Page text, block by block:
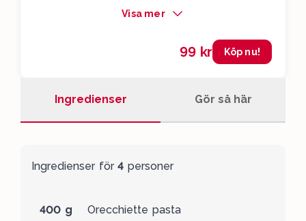
färska tomater, parmesan och basilika i mixen. En
Visa mer
99 kr Köp nu!
Ingredienser Gör så här
Ingredienser för4 personer
400 g Orecchiette pasta